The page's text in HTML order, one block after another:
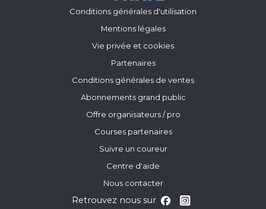
Conditions générales d'utilisation
Mentions légales
Vie privée et cookies
Partenaires
Conditions générales de ventes
Abonnements grand public
Offre organisateurs / pro
Courses partenaires
Suivre un coureur
Centre d'aide
Nous contacter
Retrouvez nous sur